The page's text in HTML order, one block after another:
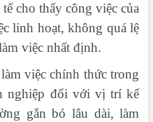
cho thấy công việc của
linh hoạt, không quá lệ
việc nhất định.
làm việc chính thức trong
nghiệp đối với vị trí kế
gắn bó lâu dài, làm